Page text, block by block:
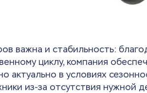
важна и стабильность:
циклу, компания
актуально в условиях
из-за отсутствия нужной